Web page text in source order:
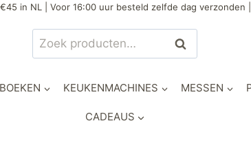
in NL | Voor 16:00 uur besteld zelfde dag verzonden
Zoeken
naar:
Zoeken
KEUKENMACHINES MESSEN
CADEAUS